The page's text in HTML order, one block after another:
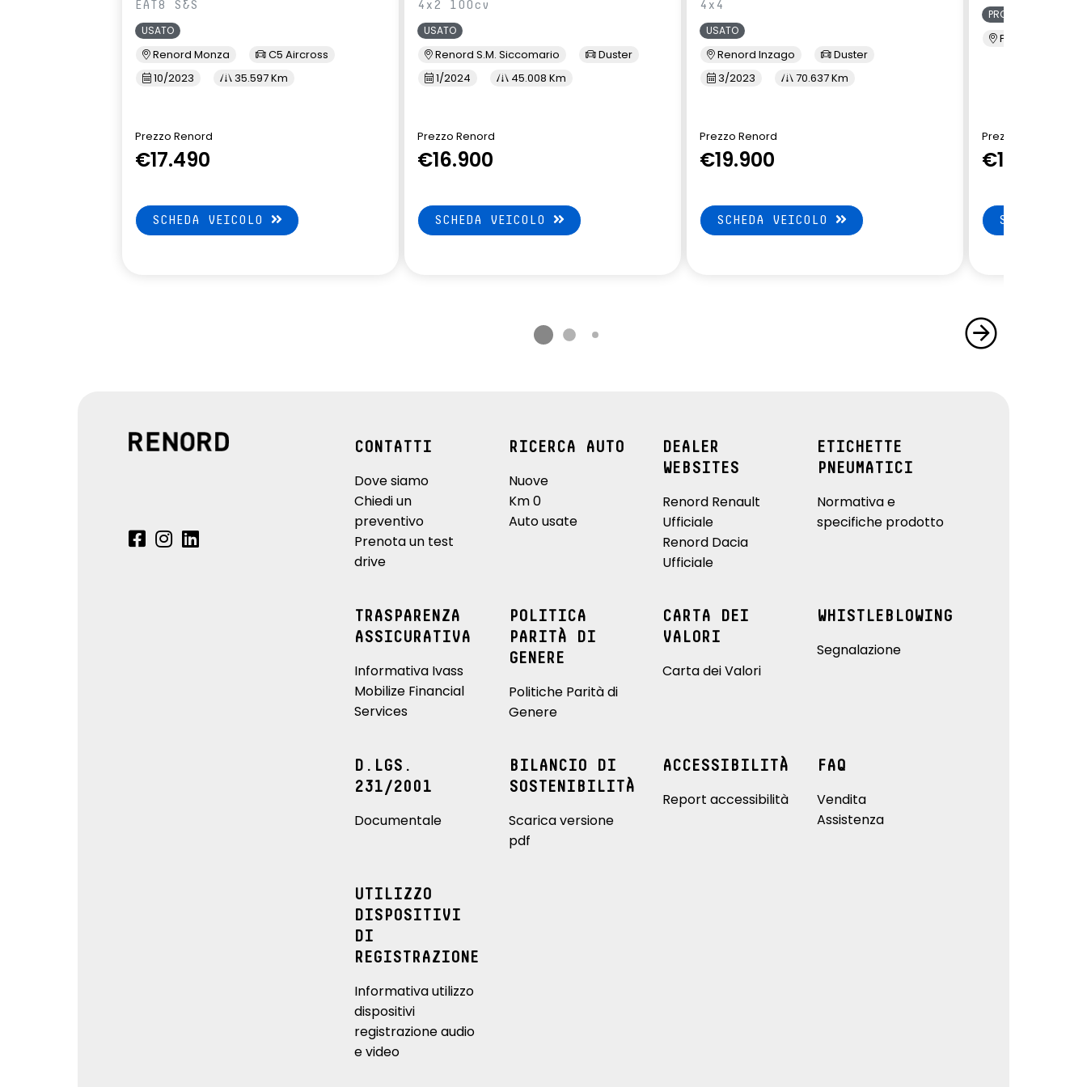
sistema multimediale openR link
10’ – radio e 2 speaker
EAT8 S&S
USATO
Renord Monza
C5 Aircross
10/2023
35.597 Km
Prezzo Renord
€17.490
SCHEDA VEICOLO
4x2 100cv
USATO
Renord S.M. Siccomario
Duster
1/2024
45.008 Km
Prezzo Renord
€16.900
SCHEDA VEICOLO
4x4
USATO
Renord Inzago
Duster
3/2023
70.637 Km
Prezzo Renord
€19.900
SCHEDA VEICOLO
PRONTA CONSEGNA
Presso Terzi
Prezzo di Listino
€18.600
SCHEDA
CONTATTI
Dove siamo
Chiedi un
preventivo
Prenota un test
drive
RICERCA AUTO
Nuove
Km 0
Auto usate
DEALER
WEBSITES
Renord Renault
Ufficiale
Renord Dacia
Ufficiale
ETICHETTE
PNEUMATICI
Normativa e
specifiche prodotto
TRASPARENZA
ASSICURATIVA
Informativa Ivass
Mobilize Financial
Services
POLITICA
PARITÀ DI
GENERE
Politiche Parità di
Genere
CARTA DEI
VALORI
Carta dei Valori
WHISTLEBLOWING
Segnalazione
D.LGS.
231/2001
Documentale
BILANCIO DI
SOSTENIBILITÀ
Scarica versione
pdf
ACCESSIBILITÀ
Report accessibilità
FAQ
Vendita
Assistenza
UTILIZZO
DISPOSITIVI
DI
REGISTRAZIONE
Informativa utilizzo
dispositivi
registrazione audio
e video